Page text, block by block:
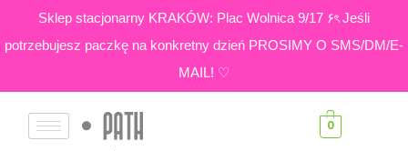
Sklep stacjonarny KRAKÓW: Plac Wolnica 9/17 ۶ৎ Jeśli
potrzebujesz paczkę na konkretny dzień PROSIMY O SMS/DM/E-
MAIL! ♡
content
0